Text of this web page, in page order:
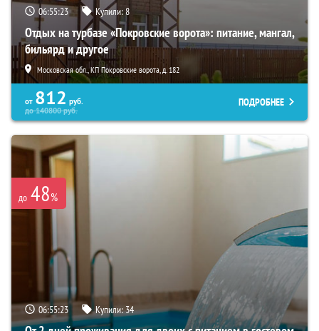
06:55:21 Купили:8
Отдых на турбазе «Покровские ворота»: питание, мангал,
бильярд и другое
Московская обл., КП Покровские ворота, д. 182
от 812 руб.
до140800руб.
ПОДРОБНЕЕ
до 48%
06:55:21 Купили:34